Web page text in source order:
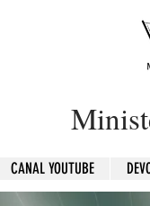
CANAL YOUTUBE